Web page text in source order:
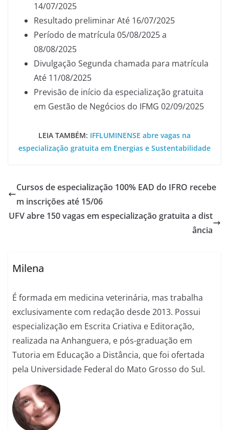
14/07/2025
Resultado preliminar Até 16/07/2025
Período de matrícula 05/08/2025 a
08/08/2025
Divulgação Segunda chamada para matrícula
Até 11/08/2025
Previsão de início da especialização gratuita
em Gestão de Negócios do IFMG 02/09/2025
LEIA TAMBÉM: IFFLUMINENSE abre vagas na
especialização gratuita em Energias e Sustentabilidade
Cursos de especialização 100% EAD do IFRO recebe
m inscrições até 15/06
UFV abre 150 vagas em especialização gratuita a dist
ância
Milena
É formada em medicina veterinária, mas trabalha
exclusivamente com redação desde 2013. Possui
especialização em Escrita Criativa e Editoração,
realizada na Anhanguera, e pós-graduação em
Tutoria em Educação a Distância, que foi ofertada
pela Universidade Federal do Mato Grosso do Sul.